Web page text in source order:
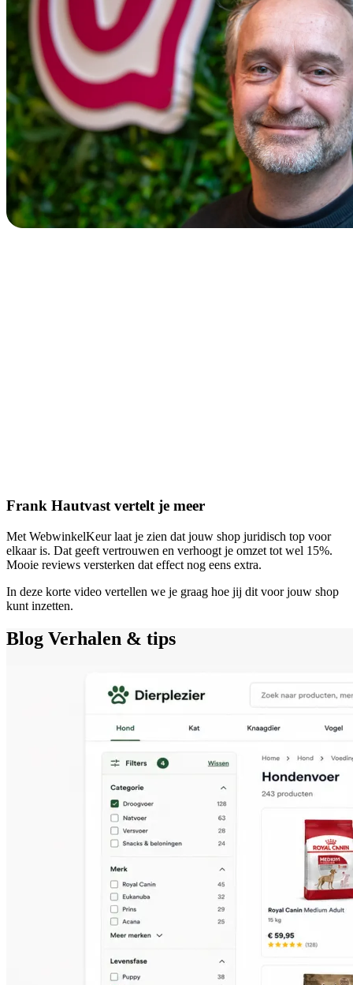
Frank Hautvast vertelt je meer
Met WebwinkelKeur laat je zien dat jouw shop juridisch top voor
elkaar is. Dat geeft vertrouwen en verhoogt je omzet tot wel 15%.
Mooie reviews versterken dat effect nog eens extra.
In deze korte video vertellen we je graag hoe jij dit voor jouw shop
kunt inzetten.
Blog Verhalen & tips